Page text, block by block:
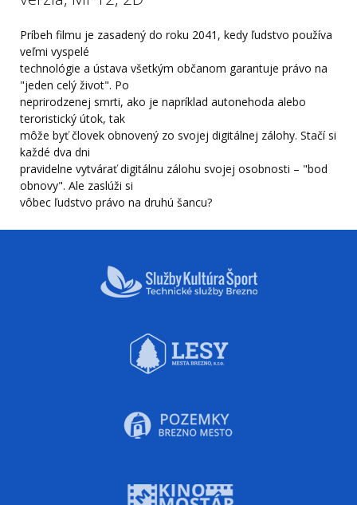
Príbeh filmu je zasadený do roku 2041, kedy ľudstvo používa
veľmi vyspelé
technológie a ústava všetkým občanom garantuje právo na
"jeden celý život". Po
neprirodzenej smrti, ako je napríklad autonehoda alebo
teroristický útok, tak
môže byť človek obnovený zo svojej digitálnej zálohy. Stačí si
každé dva dni
pravidelne vytvárať digitálnu zálohu svojej osobnosti – "bod
obnovy". Ale zaslúži si
vôbec ľudstvo právo na druhú šancu?